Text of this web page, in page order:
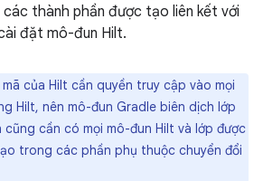
thành phần được tạo liên kết với
đặt mô-đun Hilt.
của Hilt cần quyền truy cập vào mọi
Hilt, nên mô-đun Gradle biên dịch lớp
cũng cần có mọi mô-đun Hilt và lớp được
trong các phần phụ thuộc chuyển đổi